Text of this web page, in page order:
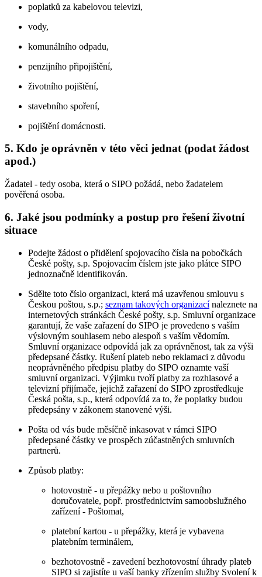
poplatků za kabelovou televizi,
vody,
komunálního odpadu,
penzijního připojištění,
životního pojištění,
stavebního spoření,
pojištění domácnosti.
5. Kdo je oprávněn v této věci jednat (podat žádost
apod.)
Žadatel - tedy osoba, která o SIPO požádá, nebo žadatelem
pověřená osoba.
6. Jaké jsou podmínky a postup pro řešení životní
situace
Podejte žádost o přidělení spojovacího čísla na pobočkách
České pošty, s.p. Spojovacím číslem jste jako plátce SIPO
jednoznačně identifikován.
Sdělte toto číslo organizaci, která má uzavřenou smlouvu s
Českou poštou, s.p.; seznam takových organizacínaleznete na
internetových stránkách České pošty, s.p. Smluvní organizace
garantují, že vaše zařazení do SIPO je provedeno s vaším
výslovným souhlasem nebo alespoň s vaším vědomím.
Smluvní organizace odpovídá jak za oprávněnost, tak za výši
předepsané částky. Rušení plateb nebo reklamaci z důvodu
neoprávněného předpisu platby do SIPO oznamte vaší
smluvní organizaci. Výjimku tvoří platby za rozhlasové a
televizní přijímače, jejichž zařazení do SIPO zprostředkuje
Česká pošta, s.p., která odpovídá za to, že poplatky budou
předepsány v zákonem stanovené výši.
Pošta od vás bude měsíčně inkasovat v rámci SIPO
předepsané částky ve prospěch zúčastněných smluvních
partnerů.
Způsob platby:
hotovostně - u přepážky nebo u poštovního
doručovatele, popř. prostřednictvím samoobslužného
zařízení - Poštomat,
platební kartou - u přepážky, která je vybavena
platebním terminálem,
bezhotovostně - zavedení bezhotovostní úhrady plateb
SIPO si zajistíte u vaší banky zřízením služby Svolení k